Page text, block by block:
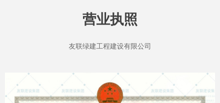
营业执照
友联绿建工程建设有限公司